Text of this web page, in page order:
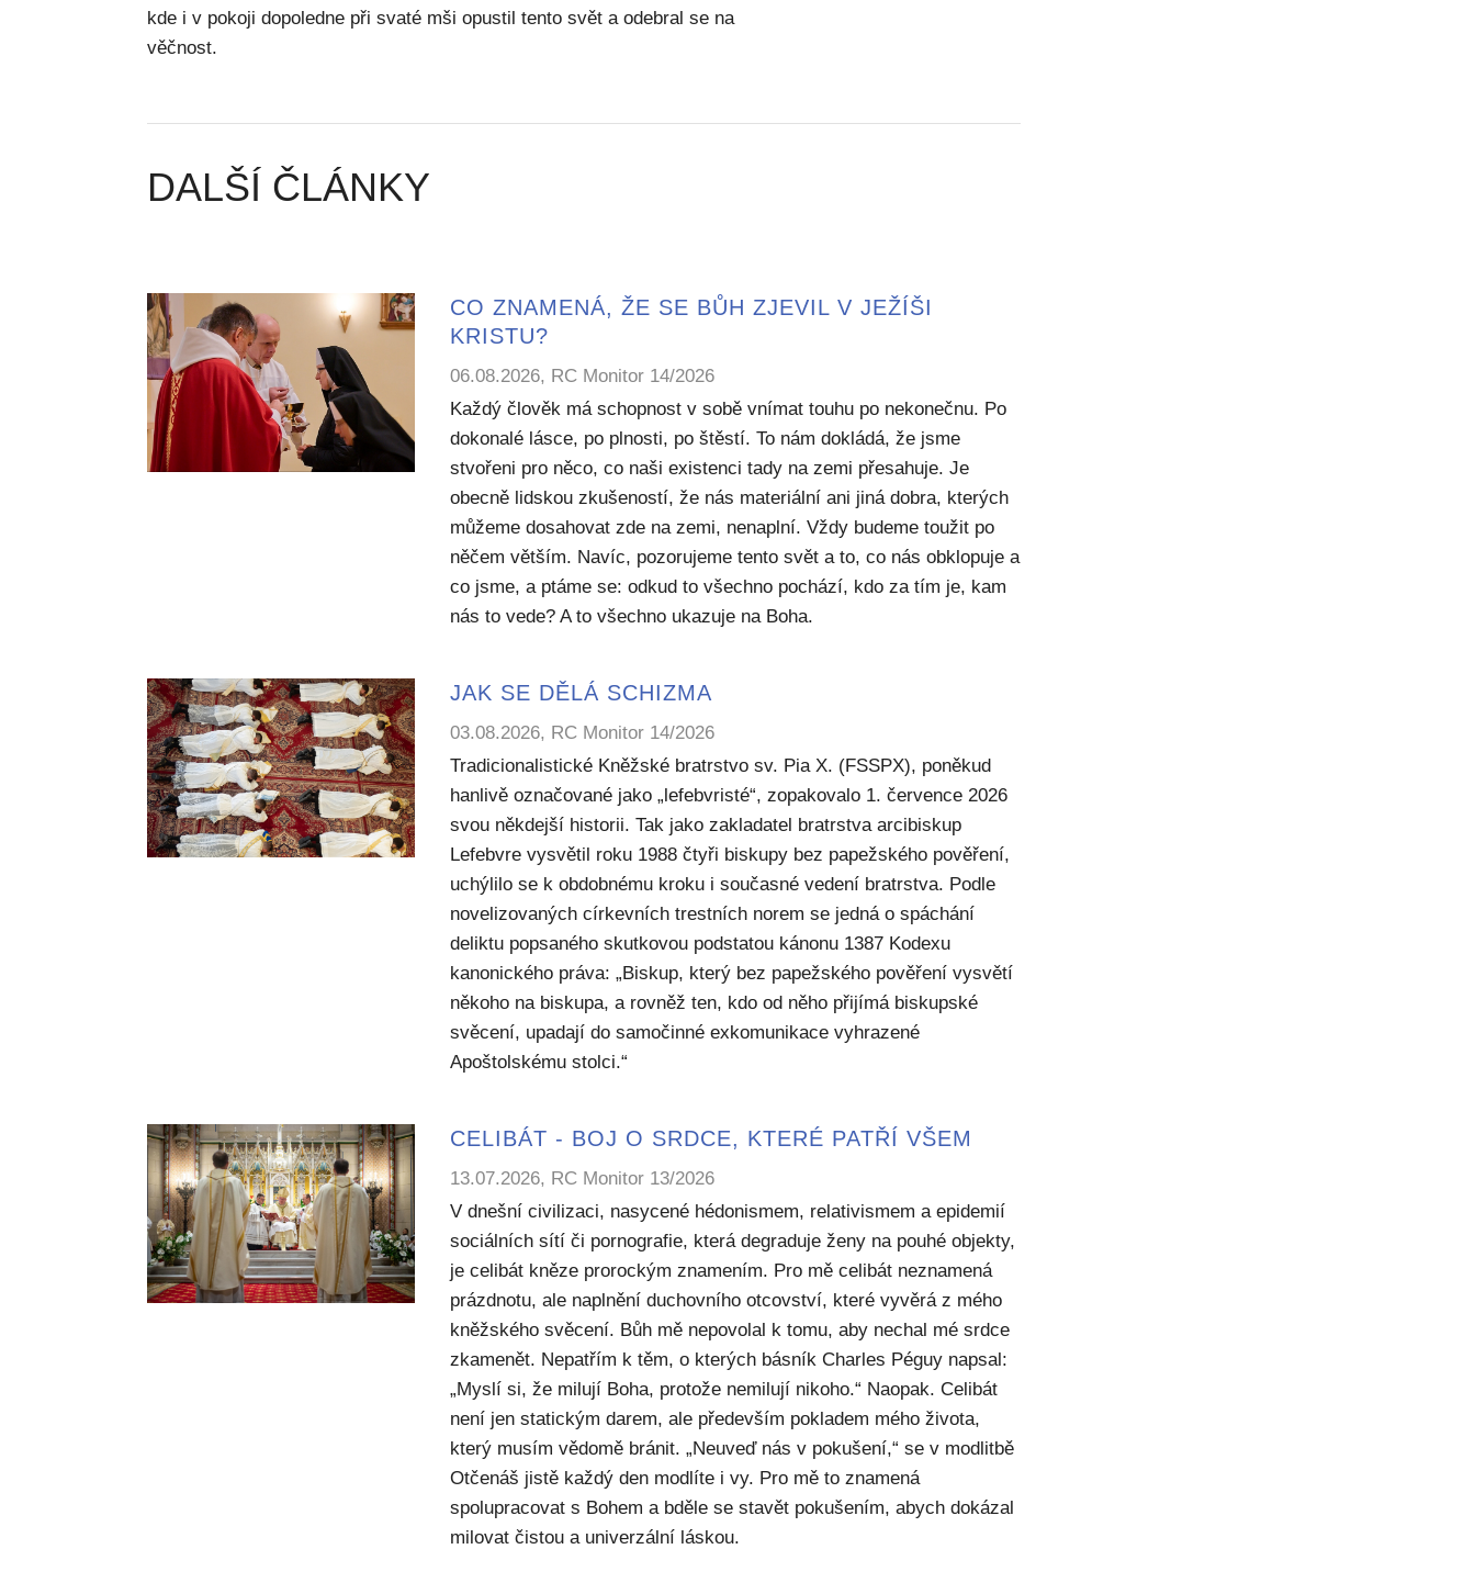
kde i v pokoji dopoledne při svaté mši opustil tento svět a odebral se na
věčnost.
DALŠÍ ČLÁNKY
CO ZNAMENÁ, ŽE SE BŮH ZJEVIL V JEŽÍŠI
KRISTU?
06.08.2026, RC Monitor 14/2026
Každý člověk má schopnost v sobě vnímat touhu po nekonečnu. Po
dokonalé lásce, po plnosti, po štěstí. To nám dokládá, že jsme
stvořeni pro něco, co naši existenci tady na zemi přesahuje. Je
obecně lidskou zkušeností, že nás materiální ani jiná dobra, kterých
můžeme dosahovat zde na zemi, nenaplní. Vždy budeme toužit po
něčem větším. Navíc, pozorujeme tento svět a to, co nás obklopuje a
co jsme, a ptáme se: odkud to všechno pochází, kdo za tím je, kam
nás to vede? A to všechno ukazuje na Boha.
JAK SE DĚLÁ SCHIZMA
03.08.2026, RC Monitor 14/2026
Tradicionalistické Kněžské bratrstvo sv. Pia X. (FSSPX), poněkud
hanlivě označované jako „lefebvristé“, zopakovalo 1. července 2026
svou někdejší historii. Tak jako zakladatel bratrstva arcibiskup
Lefebvre vysvětil roku 1988 čtyři biskupy bez papežského pověření,
uchýlilo se k obdobnému kroku i současné vedení bratrstva. Podle
novelizovaných církevních trestních norem se jedná o spáchání
deliktu popsaného skutkovou podstatou kánonu 1387 Kodexu
kanonického práva: „Biskup, který bez papežského pověření vysvětí
někoho na biskupa, a rovněž ten, kdo od něho přijímá biskupské
svěcení, upadají do samočinné exkomunikace vyhrazené
Apoštolskému stolci.“
CELIBÁT - BOJ O SRDCE, KTERÉ PATŘÍ VŠEM
13.07.2026, RC Monitor 13/2026
V dnešní civilizaci, nasycené hédonismem, relativismem a epidemií
sociálních sítí či pornografie, která degraduje ženy na pouhé objekty,
je celibát kněze prorockým znamením. Pro mě celibát neznamená
prázdnotu, ale naplnění duchovního otcovství, které vyvěrá z mého
kněžského svěcení. Bůh mě nepovolal k tomu, aby nechal mé srdce
zkamenět. Nepatřím k těm, o kterých básník Charles Péguy napsal:
„Myslí si, že milují Boha, protože nemilují nikoho.“ Naopak. Celibát
není jen statickým darem, ale především pokladem mého života,
který musím vědomě bránit. „Neuveď nás v pokušení,“ se v modlitbě
Otčenáš jistě každý den modlíte i vy. Pro mě to znamená
spolupracovat s Bohem a bděle se stavět pokušením, abych dokázal
milovat čistou a univerzální láskou.